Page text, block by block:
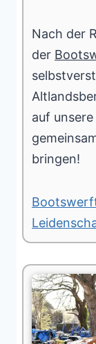
Nach der
der
auf
bringen!